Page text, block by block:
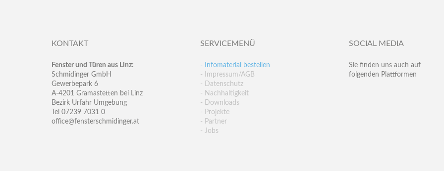
KONTAKT
Fenster und Türen aus Linz:
Schmidinger GmbH
Gewerbepark 6
A-4201 Gramastetten bei Linz
Bezirk Urfahr Umgebung
Tel 07239 7031 0
office@fensterschmidinger.at
SERVICEMENÜ
- Infomaterial bestellen
- Impressum/AGB
- Datenschutz
- Nachhaltigkeit
- Downloads
- Projekte
- Partner
- Jobs
SOCIAL MEDIA
Sie finden uns auch auf
folgenden Plattformen